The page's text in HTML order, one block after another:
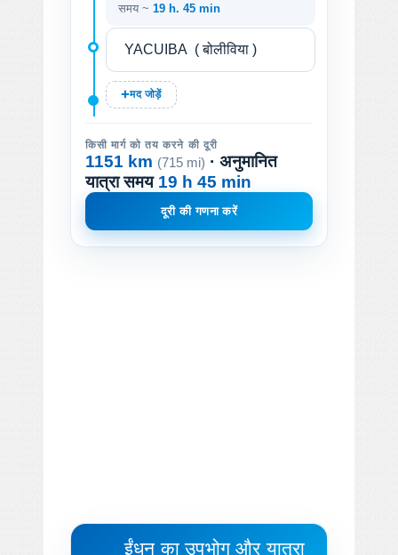
समय ~ 19 h. 45 min
मद जोड़ें
किसी मार्ग को तय करने की दूरी
1151 km (715 mi) · अनुमानित
यात्रा समय 19 h 45 min
दूरी की गणना करें
ईंधन का उपभोग और यात्रा